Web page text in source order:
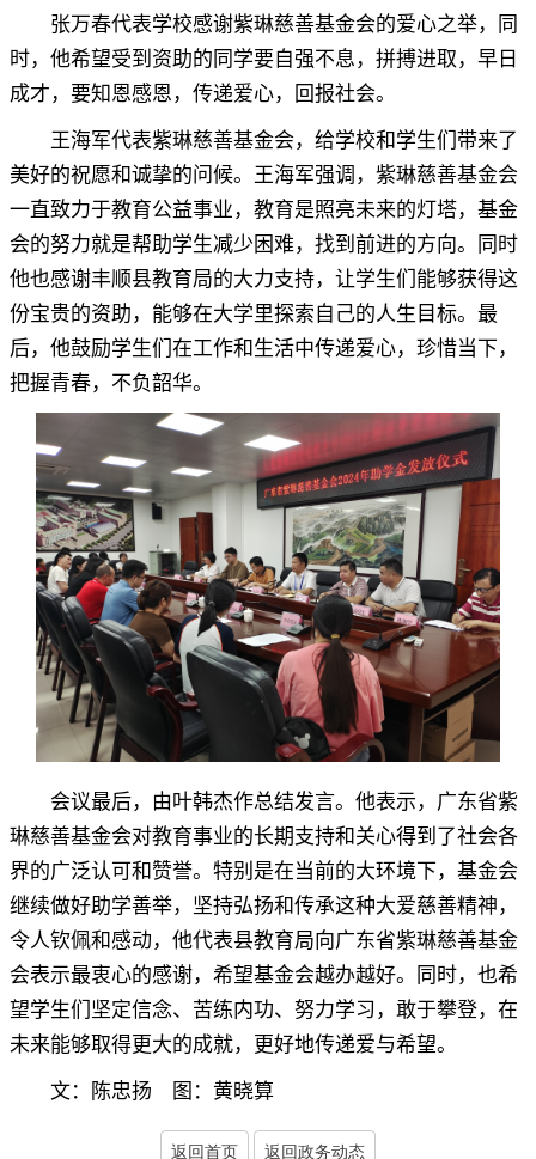
张万春代表学校感谢紫琳慈善基金会的爱心之举，
同
时，他希望受到资助的同学要自强不息 ， 拼搏进取，早日
成才 ， 要知恩感恩，传递爱心， 回报社会。
王海军代表紫琳慈善基金会， 给学校和学生们带来了
美好的祝愿和诚挚的问候。王海军强调 ， 紫琳慈善基金会
一直致力于教育公益事业，教育是照亮未来的灯塔， 基金
会的努力就是帮助学生减少困难，找到前进的方向。
同时
他也感谢丰顺县教育局的大力支持，让学生们能够获得这
份宝贵的资助 ， 能够在大学里探索自己的人生目标。最
后， 他鼓励学生们在工作和生活中传递爱心，珍惜当下 ，
把握青春，不负韶华。
会议最后， 由叶韩杰作总结发言。他表示 ， 广东省紫
琳慈善基金会对教育事业的长期支持和关心得到了社会各
界的广泛认可和赞誉。特别是在当前的大环境下 ， 基金会
继续做好助学善举，坚持弘扬和传承这种大爱慈善精神 ，
令人钦佩和感动，他代表县教育局向广东省紫琳慈善基金
会表示最衷心的感谢， 希望基金会越办越好。同时， 也希
望学生们坚定信念、苦练内功、努力学习，敢于攀登， 在
未来能够取得更大的成就，更好地传递爱与希望。
文：陈忠扬 图：黄晓算
返回首页 返回政务动态